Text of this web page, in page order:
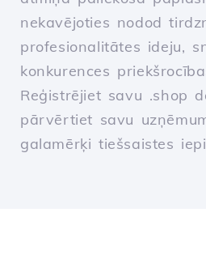
nekavējoties nodod
profesionalitātes ideju,
konkurences
Reģistrējiet savu .shop
pārvērtiet savu
galamērķi tiešsaistes